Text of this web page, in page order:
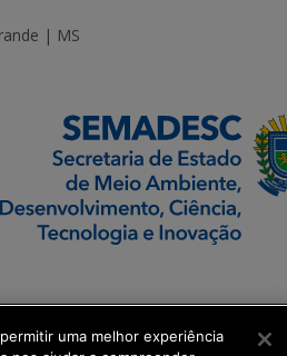
| MS
uma melhor experiência